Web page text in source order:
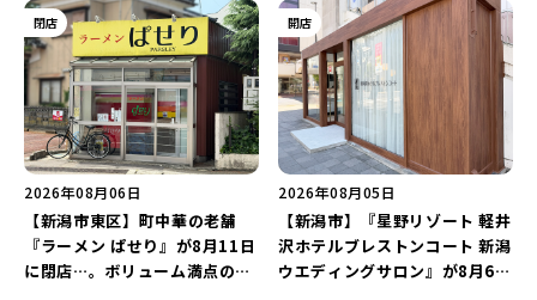
閉店
2026年08月06日
【新潟市東区】町中華の老舗
『ラーメン ぱせり』が8月11日
に閉店…。ボリューム満点の名
開店
2026年08月05日
【新潟市】『星野リゾート 軽井
沢ホテルブレストンコート 新潟
ウエディングサロン』が8月6日